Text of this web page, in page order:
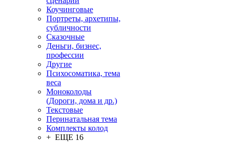
Коучинговые
Портреты, архетипы,
субличности
Сказочные
Деньги, бизнес,
профессии
Другие
Психосоматика, тема
веса
Моноколоды
(Дороги, дома и др.)
Текстовые
Перинатальная тема
Комплекты колод
+ ЕЩЕ 16